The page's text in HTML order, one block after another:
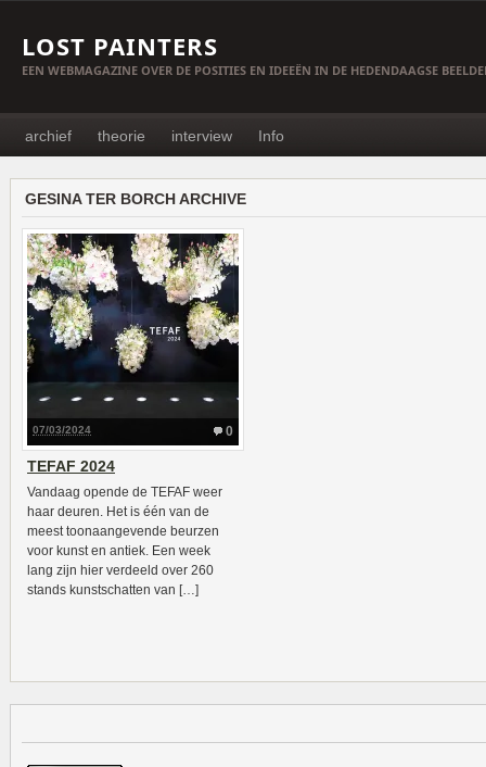
LOST PAINTERS
EEN WEBMAGAZINE OVER DE POSITIES EN IDEEËN IN DE HEDENDAAGSE
archief theorie interview Info
GESINA TER BORCH ARCHIVE
0
07/03/2024
TEFAF 2024
Vandaag opende de TEFAF weer
haar deuren. Het is één van de
meest toonaangevende beurzen
voor kunst en antiek. Een week
lang zijn hier verdeeld over 260
stands kunstschatten van […]